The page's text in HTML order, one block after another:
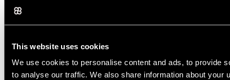
This website uses cookies
We use cookies to personalise content and ads, to provide
to analyse our traffic. We also share information about your